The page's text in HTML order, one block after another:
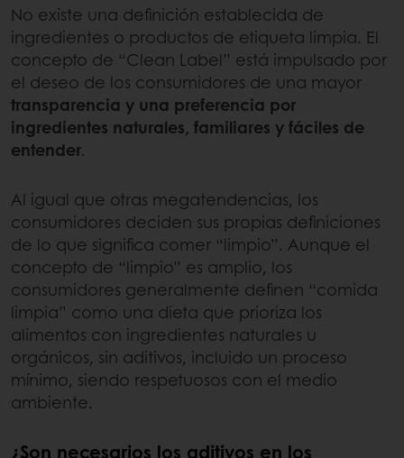
No existe una definición establecida de
ingredientes o productos de etiqueta limpia. El
concepto de “Clean Label” está impulsado por
el deseo de los consumidores de una mayor
transparencia y una preferencia por
ingredientes naturales, familiares y fáciles de
entender.
Al igual que otras megatendencias, los
consumidores deciden sus propias definiciones
de lo que significa comer “limpio”. Aunque el
concepto de “limpio” es amplio, los
consumidores generalmente definen “comida
limpia” como una dieta que prioriza los
alimentos con ingredientes naturales u
orgánicos, sin aditivos, incluido un proceso
mínimo, siendo respetuosos con el medio
ambiente.
¿Son necesarios los aditivos en los